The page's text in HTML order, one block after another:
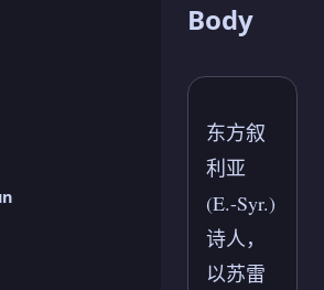
Body
东方叙
利亚
(E.-Syr.)
诗人，
以苏雷